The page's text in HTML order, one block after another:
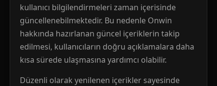
kullanıcı bilgilendirmeleri zaman içerisinde
güncellenebilmektedir. Bu nedenle Onwin
hakkında hazırlanan güncel içeriklerin takip
edilmesi, kullanıcıların doğru açıklamalara daha
kısa sürede ulaşmasına yardımcı olabilir.
Düzenli olarak yenilenen içerikler sayesinde